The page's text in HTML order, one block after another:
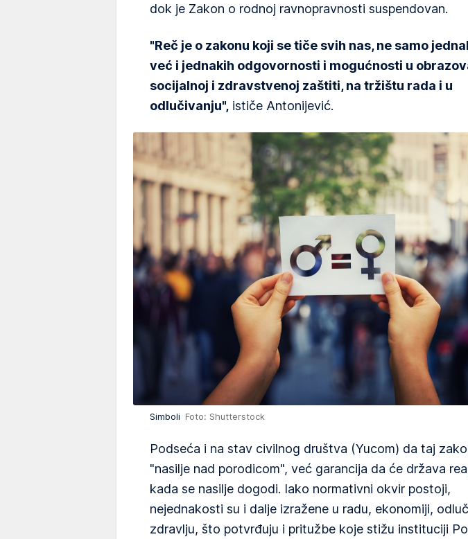
dok je Zakon o rodnoj ravnopravnosti suspendovan.
"Reč je o zakonu koji se tiče svih nas, ne samo
već i jednakih odgovornosti i mogućnosti u
socijalnoj i zdravstvenoj zaštiti, na tržištu rada i u
odlučivanju", ističe Antonijević.
Simboli Foto: Shutterstock
Podseća i na stav civilnog društva (Yucom) da taj
"nasilje nad porodicom", već garancija da će država
kada se nasilje dogodi. Iako normativni okvir postoji,
nejednakosti su i dalje izražene u radu, ekonomiji,
zdravlju, što potvrđuju i pritužbe koje stižu instituciji